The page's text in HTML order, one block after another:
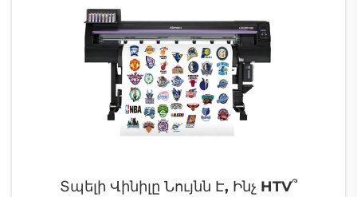
Տպելի Վինիլը Նույնն Է, Ինչ HTV՞